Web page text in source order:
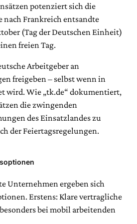
potenziert sich die
nach Frankreich entsandte
(Tag der Deutschen Einheit)
freien Tag.
Arbeitgeber an
freigeben – selbst wenn in
wird. Wie „tk.de“ dokumentiert,
die zwingenden
des Einsatzlandes zu
der Feiertagsregelungen.
Unternehmen ergeben sich
Erstens: Klare vertragliche
bei mobil arbeitenden